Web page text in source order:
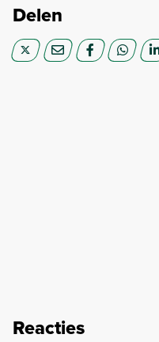
Delen
Reacties